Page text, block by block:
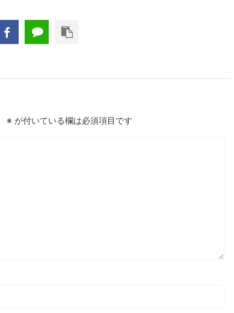
※ が付いている欄は必須項目です